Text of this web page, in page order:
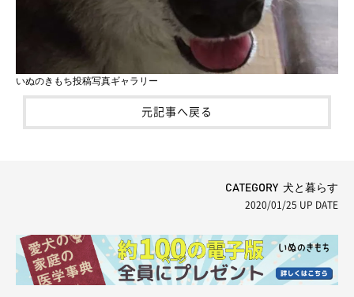
いぬのきもち投稿写真ギャラリー
元記事へ戻る
CATEGORY 犬と暮らす
2020/01/25 UP DATE